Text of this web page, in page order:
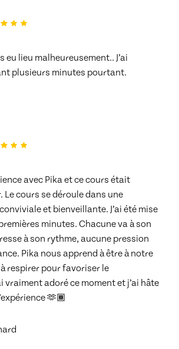
eu lieu malheureusement.. J’ai
plusieurs minutes pourtant.
avec Pika et ce cours était
Le cours se déroule dans une
et bienveillante. J’ai été mise
minutes. Chacune va à son
à son rythme, aucune pression
Pika nous apprend à être à notre
respirer pour favoriser le
vraiment adoré ce moment et j’ai hâte
🫶🏾